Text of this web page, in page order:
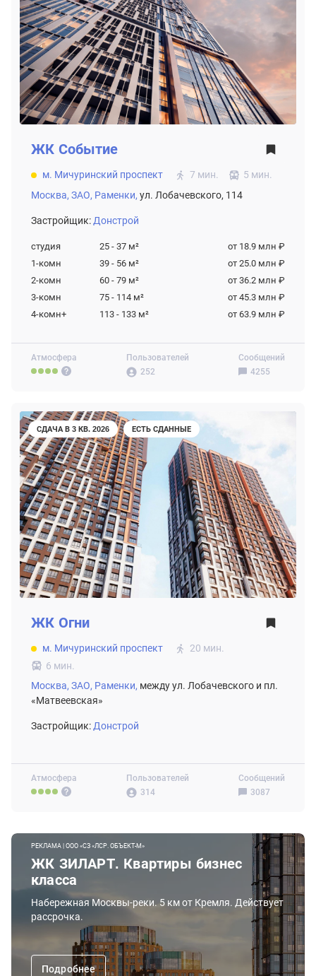
Атмосфера
Пользователей
252
Сообщений
4255
ЖК Событие
м. Мичуринский проспект 7 мин.
5 мин.
Москва, ЗАО, Раменки, ул. Лобачевского, 114
Застройщик: Донстрой
студия 25 - 37 м²
от 18.9 млн ₽
1-комн
39 - 56 м²
от 25.0 млн ₽
2-комн
60 - 79 м²
от 36.2 млн ₽
3-комн
75 - 114 м²
от 45.3 млн ₽
4-комн+
113 - 133 м² от 63.9 млн ₽
СДАЧА В 3 КВ. 2026 ЕСТЬ СДАННЫЕ
Атмосфера
Пользователей
314
Сообщений
3087
ЖК Огни
м. Мичуринский проспект
20 мин.
6 мин.
Москва, ЗАО, Раменки, между ул. Лобачевского и пл.
«Матвеевская»
Застройщик:Донстрой
РЕКЛАМА | ООО «СЗ «ЛСР. ОБЪЕКТ-М»
ЖК ЗИЛАРТ. Квартиры бизнес
класса
Набережная Москвы-реки. 5 км от Кремля. Действует
рассрочка.
Подробнее